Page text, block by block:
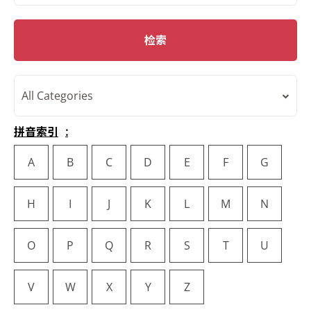
检索
All Categories
拼音索引
A
B C D E F G
H I J K L M N
O P Q R S T U
V W X Y Z